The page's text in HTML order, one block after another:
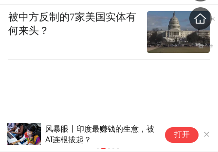
风暴眼丨印度最赚钱的生意，被
AI连根拔起？
俄罗斯：对
打击
打开
被中方反制的7家美国实体有
何来头？